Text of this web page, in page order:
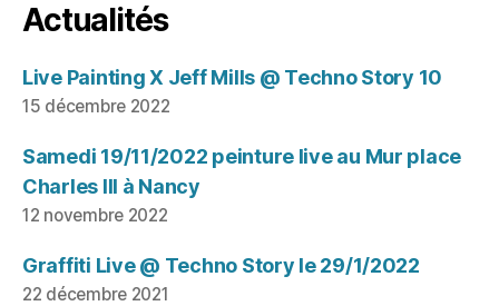
Actualités
Live Painting X Jeff Mills @ Techno Story 10
15 décembre 2022
Samedi 19/11/2022 peinture live au Mur place
Charles III à Nancy
12 novembre 2022
Graffiti Live @ Techno Story le 29/1/2022
22 décembre 2021